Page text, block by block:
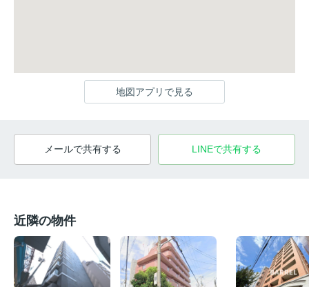
地図アプリで見る
メールで共有する LINEで共有する
近隣の物件